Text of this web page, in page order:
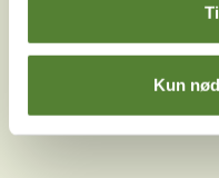
Kun
Last
Les